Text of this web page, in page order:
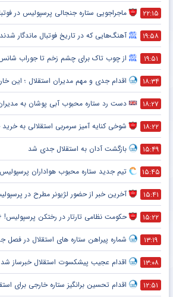
۲۲:۱۵ ماجراجویی ستاره جنجالی پرسپولیس در فوتبال
۱۹:۵۸ آهنگ‌هایی که در تاریخ فوتبال ماندگار شدند؛ از
۱۹:۵۱ از چوب تاک برای چشم زخم تا جوراب شانس؛
۱۸:۳۴ اقدام جدی و مهم مدیران استقلال ؛ این
۱۸:۲۷ دست رد ستاره محبوب آبی پوشان به مدیران
۱۸:۲۲ شوخی کنایه آمیز سرمربی استقلالی به
۱۵:۴۹ بازگشت آدان به استقلال جدی شد
۱۵:۴۵ تیم جدید ستاره محبوب هواداران
۱۵:۴۱ آخرین خبر از حضور لژیونر مطرح در
۱۵:۲۲ حکومت نظامی تارتار در رختکن پرسپولیس!
۱۳:۱۹ شماره پیراهن ستاره های استقلال در فصل
۱۳:۰۸ اقدام عجیب پیشکسوت استقلال خبرساز
۱۲:۵۱ اقدام تحسین برانگیز ستاره خارجی برای